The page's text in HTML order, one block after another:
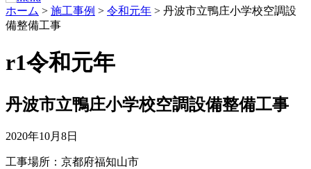
ホーム > 施工事例 > 令和元年 > 丹波市立鴨庄小学校空調設
備整備工事
r1令和元年
丹波市立鴨庄小学校空調設備整備工事
2020年10月8日
工事場所：京都府福知山市